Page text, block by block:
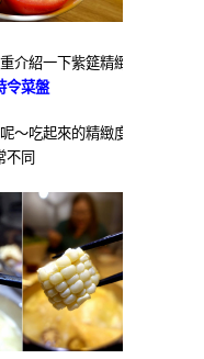
介紹一下紫筵精緻
令菜盤
～吃起來的精緻度
不同